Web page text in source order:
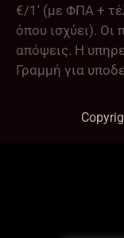
€/1′ (με ΦΠΑ +
όπου ισχύει).
απόψεις. Η
Γραμμή για